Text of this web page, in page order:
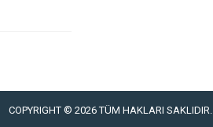
COPYRIGHT © 2026 TÜM HAKLARI SAKLIDIR.